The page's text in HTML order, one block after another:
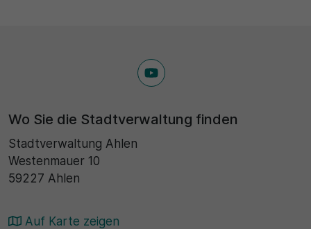
Wo Sie die Stadtverwaltung finden
Stadtverwaltung Ahlen
Westenmauer 10
59227 Ahlen
Auf Karte zeigen